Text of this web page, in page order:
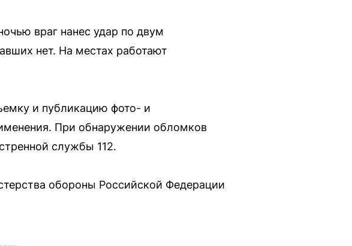
враг нанес удар по двум
нет. На местах работают
и публикацию фото- и
При обнаружении обломков
службы 112.
обороны Российской Федерации